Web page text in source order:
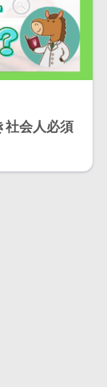
社会人必須